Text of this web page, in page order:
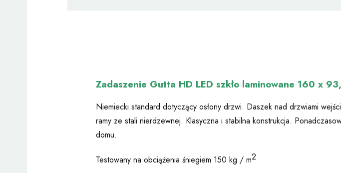
Zadaszenie Gutta HD LED szkło laminowane 160 x
Niemiecki standard dotyczący osłony drzwi. Daszek nad drzwiami
ramy ze stali nierdzewnej. Klasyczna i stabilna konstrukcja.
domu.
Testowany na obciążenia śniegiem 150 kg / m2